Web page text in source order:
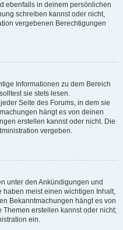
ebenfalls in deinem persönlichen
schreiben kannst oder nicht,
vergebenen Berechtigungen
Informationen zu dem Bereich
sie stets lesen.
Seite des Forums, in dem sie
hängt es von deinen
erstellen kannst oder nicht. Die
vergeben.
unter den Ankündigungen und
haben meist einen wichtigen Inhalt,
Bekanntmachungen hängt es von
erstellen kannst oder nicht;
ein.